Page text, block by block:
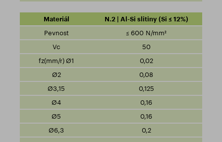
N.2 | Al-Si slitiny (Si ≤ 12%)
≤ 600 N/mm²
50
0,02
0,08
0,125
0,16
0,16
0,2